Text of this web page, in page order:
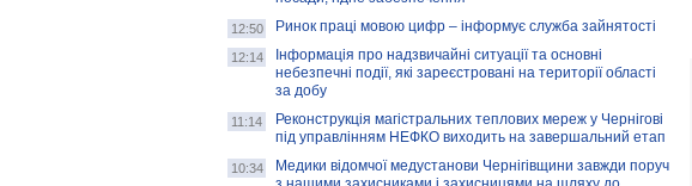
12:50 Ринок праці мовою цифр – інформує служба зайнятості
12:14
Інформація про надзвичайні ситуації та основні
небезпечні події, які зареєстровані на території області
за добу
11:14
Реконструкція магістральних теплових мереж у Чернігові
під управлінням НЕФКО виходить на завершальний етап
10:34
Медики відомчої медустанови Чернігівщини завжди поруч